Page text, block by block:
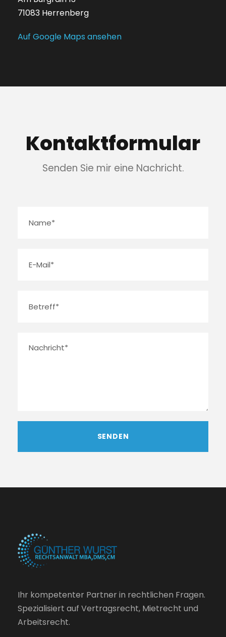
71083 Herrenberg
Auf Google Maps ansehen
Kontaktformular
Senden Sie mir eine Nachricht.
Ihr kompetenter Partner in rechtlichen Fragen.
Spezialisiert auf Vertragsrecht, Mietrecht und
Arbeitsrecht.